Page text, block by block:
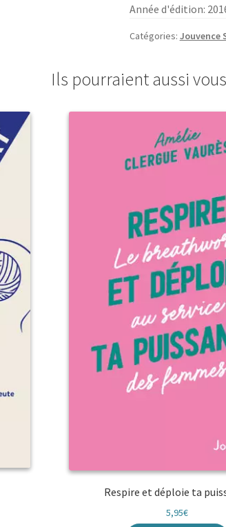
Année d'édition:
Catégories: Jouvence
Ils pourraient aussi
Respire et déploie ta
5,95€